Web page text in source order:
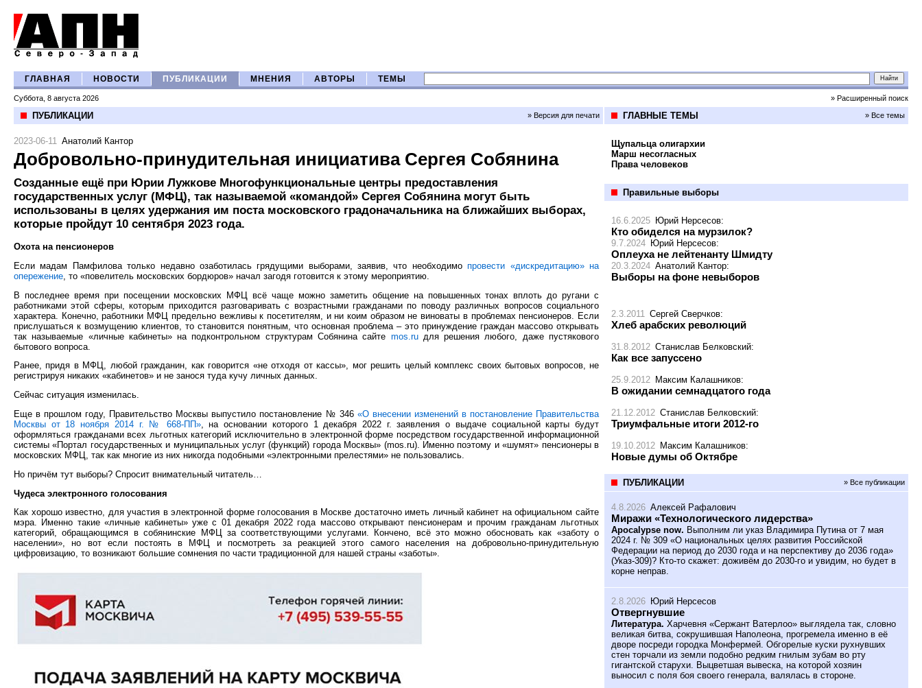
ГЛАВНАЯ НОВОСТИ ПУБЛИКАЦИИ МНЕНИЯ АВТОРЫ ТЕМЫ
Суббота, 8 августа 2026 » Расширенный поиск
ПУБЛИКАЦИИ » Версия для печати
2023-06-11 Анатолий Кантор
Добровольно-принудительная инициатива Сергея Собянина
Созданные ещё при Юрии Лужкове Многофункциональные центры предоставления
государственных услуг (МФЦ), так называемой «командой» Сергея Собянина могут быть
использованы в целях удержания им поста московского градоначальника на ближайших выборах,
которые пройдут 10 сентября 2023 года.
Охота на пенсионеров
Если мадам Памфилова только недавно озаботилась грядущими выборами, заявив, что необходимопровести «дискредитацию» на
опережение , то «повелитель московских бордюров» начал загодя готовится к этому мероприятию.
В последнее время при посещении московских МФЦ всё чаще можно заметить общение на повышенных тонах вплоть до ругани с
работниками этой сферы, которым приходится разговаривать с возрастными гражданами по поводу различных вопросов социального
характера. Конечно, работники МФЦ предельно вежливы к посетителям, и ни коим образом не виноваты в проблемах пенсионеров. Если
прислушаться к возмущению клиентов, то становится понятным, что основная проблема – это принуждение граждан массово открывать
так называемые «личные кабинеты» на подконтрольном структурам Собянина сайте mos.ruдля решения любого, даже пустякового
бытового вопроса.
Ранее, придя в МФЦ, любой гражданин, как говорится «не отходя от кассы», мог решить целый комплекс своих бытовых вопросов, не
регистрируя никаких «кабинетов» и не занося туда кучу личных данных.
Сейчас ситуация изменилась.
Еще в прошлом году, Правительство Москвы выпустило постановление № 346 «О внесении изменений в постановление Правительства
Москвы от 18 ноября 2014 г. № 668-ПП», на основании которого 1 декабря 2022 г. заявления о выдаче социальной карты будут
оформляться гражданами всех льготных категорий исключительно в электронной форме посредством государственной информационной
системы «Портал государственных и муниципальных услуг (функций) города Москвы» (mos.ru). Именно поэтому и «шумят» пенсионеры в
московских МФЦ, так как многие из них никогда подобными «электронными прелестями» не пользовались.
Но причём тут выборы? Спросит внимательный читатель…
Чудеса электронного голосования
Как хорошо известно, для участия в электронной форме голосования в Москве достаточно иметь личный кабинет на официальном сайте
мэра. Именно такие «личные кабинеты» уже с 01 декабря 2022 года массово открывают пенсионерам и прочим гражданам льготных
категорий, обращающимся в собянинские МФЦ за соответствующими услугами. Кончено, всё это можно обосновать как «заботу о
населении», но вот если постоять в МФЦ и посмотреть за реакцией этого самого населения на добровольно-принудительную
цифровизацию, то возникают большие сомнения по части традиционной для нашей страны «заботы».
ГЛАВНЫЕ ТЕМЫ » Все темы
Щупальца олигархии
Марш несогласных
Права человеков
Правильные выборы
16.6.2025 Юрий Нерсесов:
Кто обиделся на мурзилок?
9.7.2024 Юрий Нерсесов:
Оплеуха не лейтенанту Шмидту
20.3.2024 Анатолий Кантор:
Выборы на фоне невыборов
2.3.2011 Сергей Сверчков:
Хлеб арабских революций
31.8.2012 Станислав Белковский:
Как все запуссено
25.9.2012 Максим Калашников:
В ожидании семнадцатого года
21.12.2012 Станислав Белковский:
Триумфальные итоги 2012-го
19.10.2012 Максим Калашников:
Новые думы об Октябре
ПУБЛИКАЦИИ » Все публикации
4.8.2026 Алексей Рафалович
Миражи «Технологического лидерства»
Apocalypse now. Выполним ли указ Владимира Путина от 7 мая
2024 г. № 309 «О национальных целях развития Российской
Федерации на период до 2030 года и на перспективу до 2036 года»
(Указ-309)? Кто-то скажет: доживём до 2030-го и увидим, но будет в
корне неправ.
2.8.2026 Юрий Нерсесов
Отвергнувшие
Литература. Харчевня «Сержант Ватерлоо» выглядела так, словно
великая битва, сокрушившая Наполеона, прогремела именно в её
дворе посреди городка Монфермей. Обгорелые куски рухнувших
стен торчали из земли подобно редким гнилым зубам во рту
гигантской старухи. Выцветшая вывеска, на которой хозяин
выносил с поля боя своего генерала, валялась в стороне.